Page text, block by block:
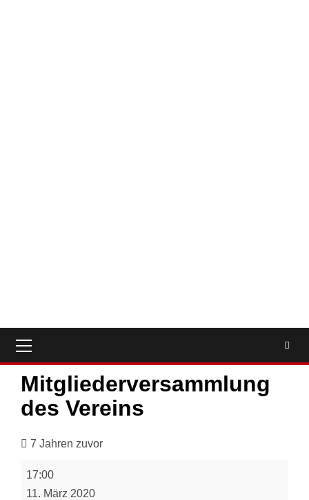
Menü
Mitgliederversammlung
des Vereins
7 Jahren zuvor
Mitgliederversammlung
des
17:00
11. März 2020